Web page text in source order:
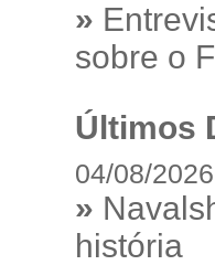
»
sobre o
Últimos
04/08/2026
»
história